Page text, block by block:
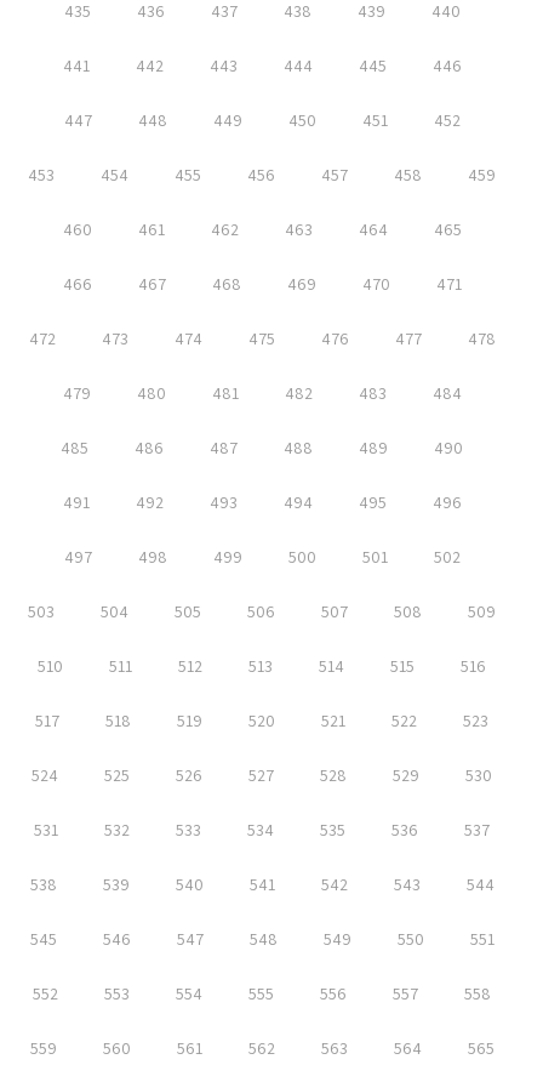
435 436 437 438 439 440
441 442 443 444 445 446
447 448 449 450 451 452
453 454 455 456 457 458 459
460 461 462 463 464 465
466 467 468 469 470 471
472 473 474 475 476 477 478
479 480 481 482 483 484
485 486 487 488 489 490
491 492 493 494 495 496
497 498 499 500 501 502
503 504 505 506 507 508 509
510 511 512 513 514 515 516
517 518 519 520 521 522 523
524 525 526 527 528 529 530
531 532 533 534 535 536 537
538 539 540 541 542 543 544
545 546 547 548 549 550 551
552 553 554 555 556 557 558
559 560 561 562 563 564 565